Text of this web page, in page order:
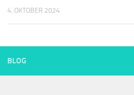
4. OKTOBER 2024
BLOG